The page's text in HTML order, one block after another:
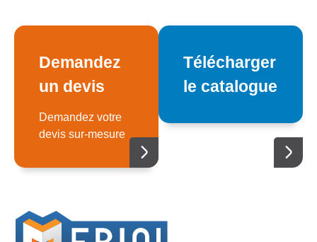
Demandez
un devis
Demandez votre
devis sur-mesure
Télécharger
le catalogue